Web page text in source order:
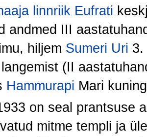
linnriik Eufrati
andmed III
hiljem Sumeri Uri 3.
(II
Hammurapi Mari
on seal prant­suse
mitme templi ja